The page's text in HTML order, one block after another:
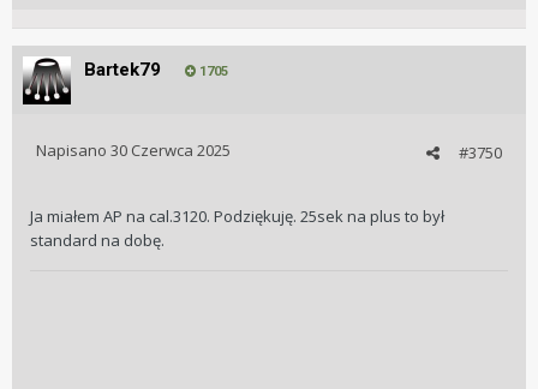
Bartek79 1705
#3750
Napisano 30 Czerwca 2025
Ja miałem AP na cal.3120. Podziękuję. 25sek na plus to był
standard na dobę.